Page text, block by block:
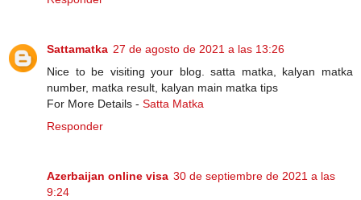
Sattamatka 27 de agosto de 2021 a las 13:26
Nice to be visiting your blog. satta matka, kalyan matka
number, matka result, kalyan main matka tips
For More Details - Satta Matka
Responder
Azerbaijan online visa 30 de septiembre de 2021 a las
9:24